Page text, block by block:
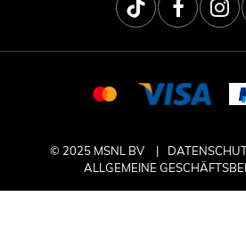
© 2025 MSNL BV
ALLGEMEINE